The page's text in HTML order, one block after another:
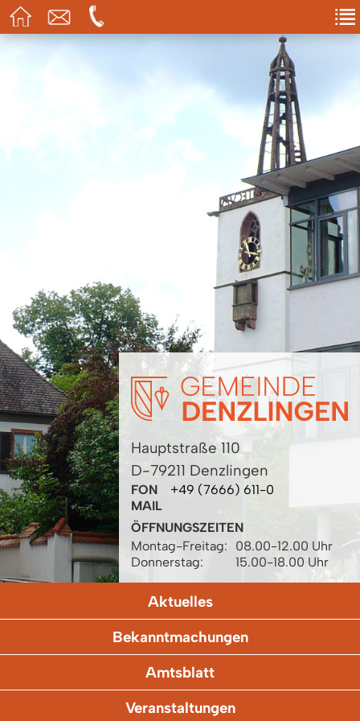
Hauptstraße 110
D-79211 Denzlingen
FON
+49 (7666) 611-0
MAIL
ÖFFNUNGSZEITEN
Montag-Freitag:
08.00-12.00 Uhr
Donnerstag:
15.00-18.00 Uhr
Aktuelles
Bekanntmachungen
Amtsblatt
Veranstaltungen